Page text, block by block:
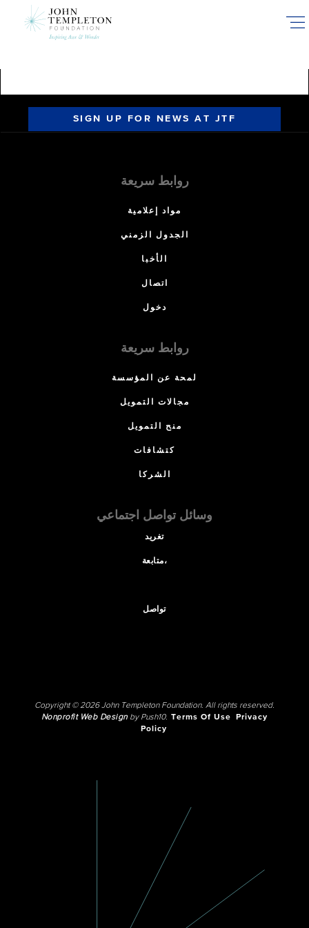
SIGN UP FOR NEWS AT JTF
روابط سريعة
مواد إعلامية
الجدول الزمني
الأخبا
اتصال
دخول
روابط سريعة
لمحة عن المؤسسة
مجالات التمويل
منح التمويل
كتشافات
الشركا
وسائل تواصل اجتماعي
تغريد
متابعة،
تواصل
Copyright © 2026 John Templeton Foundation. All rights reserved.
Nonprofit Web Designby Push10. Terms Of Use
Privacy
Policy